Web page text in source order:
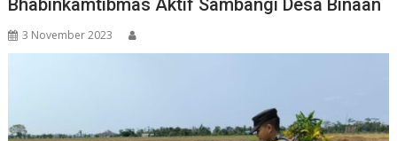
3 November 2023